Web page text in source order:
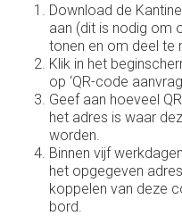
Download de
aan (dit is nodig om
tonen en om deel te
Klik in het
op ‘QR-code
Geef aan hoeveel
het adres is waar
worden.
Binnen vijf
het opgegeven
koppelen van deze
bord.